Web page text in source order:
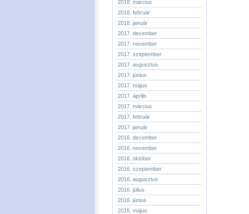
2018. március
2018. február
2018. január
2017. december
2017. november
2017. szeptember
2017. augusztus
2017. június
2017. május
2017. április
2017. március
2017. február
2017. január
2016. december
2016. november
2016. október
2016. szeptember
2016. augusztus
2016. július
2016. június
2016. május